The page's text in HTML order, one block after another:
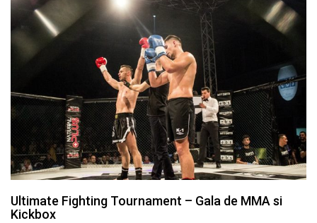
Ultimate Fighting Tournament – Gala de MMA si
Kickbox